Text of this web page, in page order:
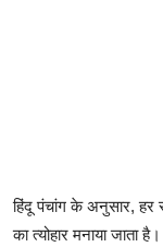
हिंदू पंचांग के अनुसार, हर
का त्योहार मनाया जाता